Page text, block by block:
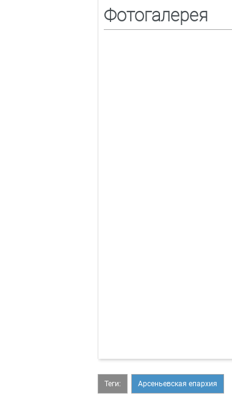
Фотогалерея
Теги: Арсеньевская епархия